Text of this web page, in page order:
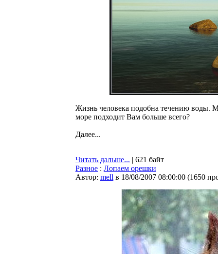
Жизнь человека подобна течению воды.
море подходит Вам больше всего?
Далее...
Читать дальше... | 621 байт
Разное : Лопаем орешки
Автор: mell в 18/08/2007 08:00:00 (1650